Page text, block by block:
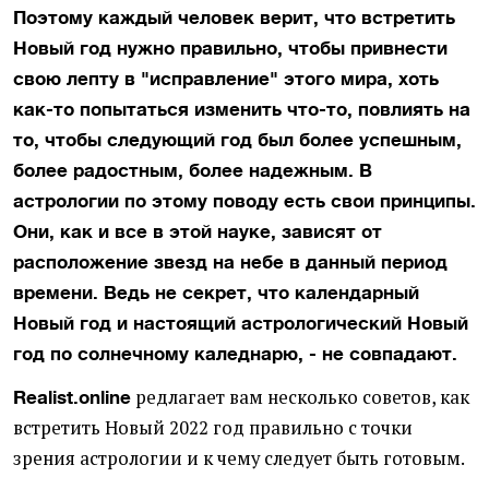
Поэтому каждый человек верит, что встретить
Новый год нужно правильно, чтобы привнести
свою лепту в "исправление" этого мира, хоть
как-то попытаться изменить что-то, повлиять на
то, чтобы следующий год был более успешным,
более радостным, более надежным. В
астрологии по этому поводу есть свои принципы.
Они, как и все в этой науке, зависят от
расположение звезд на небе в данный период
времени. Ведь не секрет, что календарный
Новый год и настоящий астрологический Новый
год по солнечному каледнарю, - не совпадают.
Realist.online редлагает вам несколько советов, как
встретить Новый 2022 год правильно с точки
зрения астрологии и к чему следует быть готовым.